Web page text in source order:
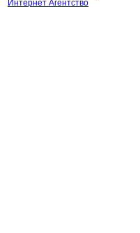
Интернет Агентство